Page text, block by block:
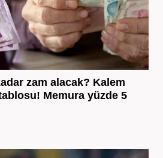
zam alacak? Kalem
Memura yüzde 5